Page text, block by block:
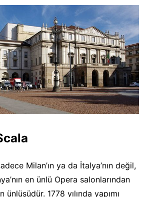
Milan’ın ya da İtalya’nın değil,
en ünlü Opera salonlarından
1778 yılında yapımı